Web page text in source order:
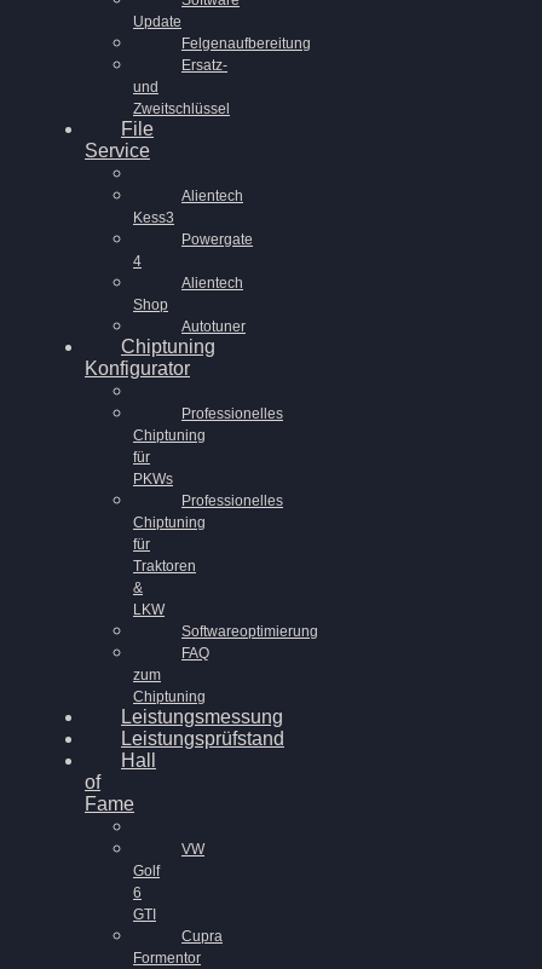
Update
Felgenaufbereitung
Ersatz-
und
Zweitschlüssel
File
Service
Alientech
Kess3
Powergate
4
Alientech
Shop
Autotuner
Chiptuning
Konfigurator
Professionelles
Chiptuning
für
PKWs
Professionelles
Chiptuning
für
Traktoren
&
LKW
Softwareoptimierung
FAQ
zum
Chiptuning
Leistungsmessung
Leistungsprüfstand
Hall
of
Fame
VW
Golf
6
GTI
Cupra
Formentor